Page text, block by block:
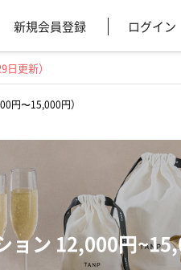
新規会員登録 ログイン
更新）
円〜15,000円）
ョン 12,000円